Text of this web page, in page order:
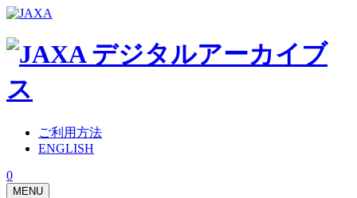
ご利用方法
ENGLISH
0
MENU